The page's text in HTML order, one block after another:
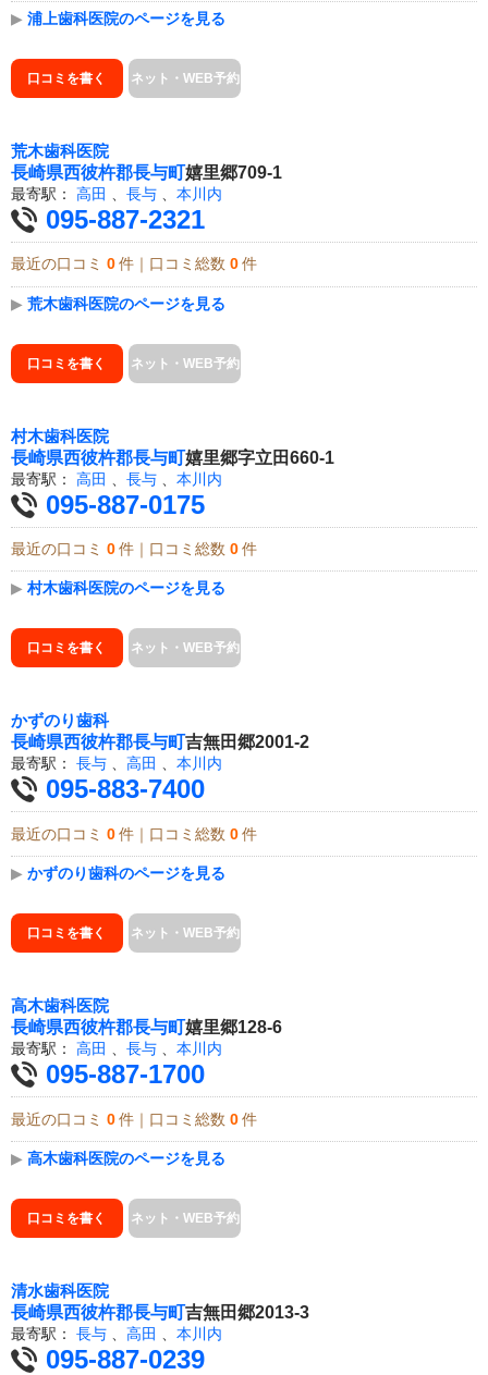
▶ 浦上歯科医院のページを見る
口コミを書く ネット・WEB予約
荒木歯科医院
長崎県西彼杵郡長与町嬉里郷709-1
最寄駅： 高田 長与 本川内
095-887-2321
最近の口コミ 0 件｜口コミ総数 0 件
▶ 荒木歯科医院のページを見る
口コミを書く ネット・WEB予約
村木歯科医院
長崎県西彼杵郡長与町嬉里郷字立田660-1
最寄駅： 高田 長与 本川内
095-887-0175
最近の口コミ 0 件｜口コミ総数 0 件
▶ 村木歯科医院のページを見る
口コミを書く ネット・WEB予約
かずのり歯科
長崎県西彼杵郡長与町吉無田郷2001-2
最寄駅： 長与 、 高田 、 本川内
095-883-7400
最近の口コミ 0 件｜口コミ総数 0 件
▶ かずのり歯科のページを見る
口コミを書く ネット・WEB予約
高木歯科医院
長崎県西彼杵郡長与町嬉里郷128-6
最寄駅： 高田 長与 本川内
095-887-1700
最近の口コミ 0 件｜口コミ総数 0 件
▶ 高木歯科医院のページを見る
口コミを書く ネット・WEB予約
清水歯科医院
長崎県西彼杵郡長与町吉無田郷2013-3
最寄駅： 長与 高田 本川内
095-887-0239